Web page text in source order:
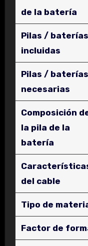
de la batería
Pilas / baterías
incluidas
Pilas / baterías
necesarias
Composición
la pila de la
batería
del cable
Tipo de
Factor de